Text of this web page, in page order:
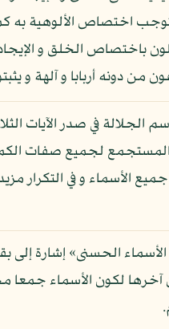
اختصاص الألوهية به
باختصاص الخلق و
من دونه أربابا و آلهة و
الجلالة في صدر الآيات
لجميع صفات
الأسماء و في التكرار
الحسنى» إشارة إلى
لكون الأسماء جمعا